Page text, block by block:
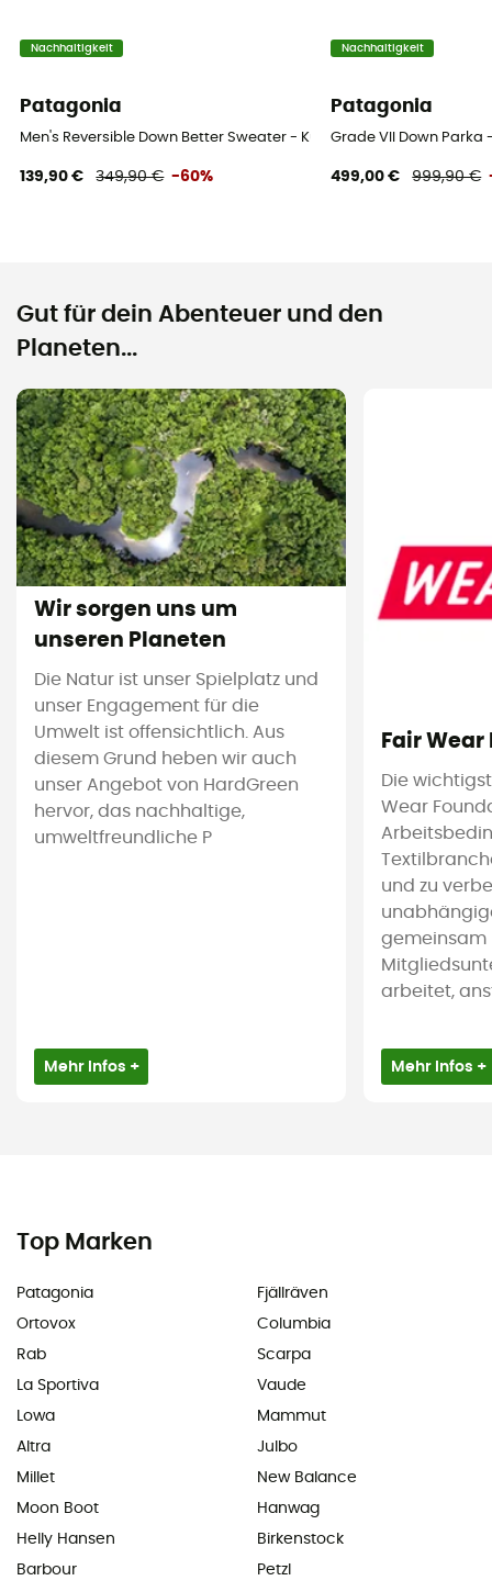
Nachhaltigkeit
Patagonia
Men's Reversible Down Better Sweater - Kunstfaserjacke - Herren
139,90 € 349,90 € -60%
Nachhaltigkeit
Patagonia
Grade VII Down Parka
499,00 € 999,90 €
Gut für dein Abenteuer und den
Planeten...
Wir sorgen uns um
unseren Planeten
Die Natur ist unser Spielplatz und
unser Engagement für die
Umwelt ist offensichtlich. Aus
diesem Grund heben wir auch
unser Angebot von HardGreen
hervor, das nachhaltige,
umweltfreundliche P
Mehr Infos +
Fair
Die
Wear
und zu
gemeinsam
arbeitet,
Mehr Infos +
Top Marken
Patagonia
Ortovox
Rab
La Sportiva
Lowa
Altra
Millet
Moon Boot
Helly Hansen
Barbour
Fjällräven
Columbia
Scarpa
Vaude
Mammut
Julbo
New Balance
Hanwag
Birkenstock
Petzl